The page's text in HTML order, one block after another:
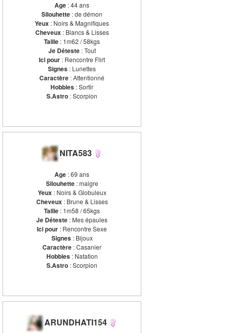
Age : 44 ans
Silouhette : de démon
Yeux : Noirs & Magnifiques
Cheveux : Blancs & Lisses
Taille : 1m62 / 58kgs
Je Déteste: Tout
Ici pour : Rencontre Flirt
Signes : Lunettes
Caractère : Attentionné
Hobbies : Sortir
S.Astro : Scorpion
NITA583
Age : 69 ans
Silouhette: maigre
Yeux : Noirs & Globuleux
Cheveux : Brune & Lisses
Taille : 1m58 / 65kgs
Je Déteste : Mes épaules
Ici pour : Rencontre Sexe
Signes: Bijoux
Caractère : Casanier
Hobbies: Natation
S.Astro : Scorpion
ARUNDHATI154